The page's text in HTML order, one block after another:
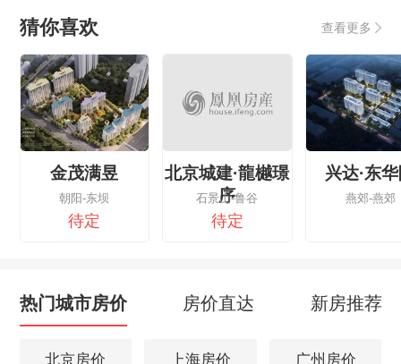
猜你喜欢 查看更多
金茂满昱
朝阳-东坝
待定
北京城建·龍樾璟
序
石景山-鲁谷
待定
兴达·东
燕郊-燕郊
热门城市房价 房价直达 新房推荐
北京房价 上海房价 广州房价